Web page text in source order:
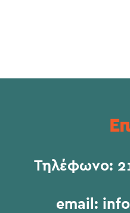
Τηλέφωνο:
email: